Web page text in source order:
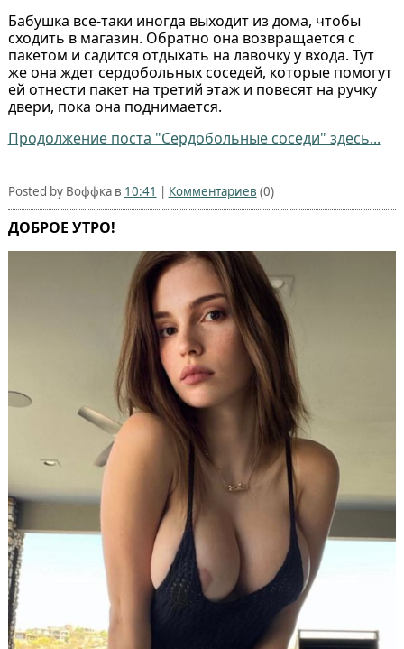
Бабушка все-таки иногда выходит из дома, чтобы
сходить в магазин. Обратно она возвращается с
пакетом и садится отдыхать на лавочку у входа. Тут
же она ждет сердобольных соседей, которые помогут
ей отнести пакет на третий этаж и повесят на ручку
двери, пока она поднимается.
Продолжение поста "Сердобольные соседи" здесь...
Posted by Воффка в 10:41 | Комментариев (0)
ДОБРОЕ УТРО!